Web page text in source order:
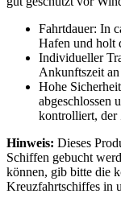
Fahrtdauer: In
Hafen und holt
Individueller
Ankunftszeit
Hohe
abgeschlossen
kontrolliert, der
Hinweis: Dieses
Schiffen gebucht
können, gib bitte die
Kreuzfahrtschiffes in